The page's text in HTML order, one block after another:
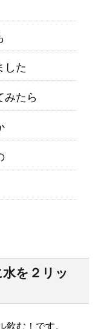
した
みたら
を２リッ
む！です。